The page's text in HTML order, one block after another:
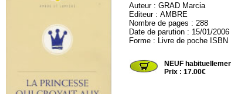
Auteur :GRAD Marcia
Editeur :AMBRE
Nombre de pages : 288
Date de parution : 15/01/2006
Forme : Livre de poche ISBN
NEUF
Prix : 17.00€